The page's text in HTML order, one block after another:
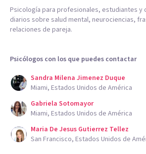
Psicología para profesionales, estudiantes y
diarios sobre salud mental, neurociencias,
relaciones de pareja.
Psicólogos con los que puedes contactar
Sandra Milena Jimenez Duque
Miami, Estados Unidos de América
Gabriela Sotomayor
Miami, Estados Unidos de América
Maria De Jesus Gutierrez Tellez
San Francisco, Estados Unidos de